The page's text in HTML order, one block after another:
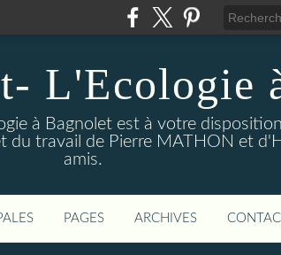
L'Ecologie
à Bagnolet est à votre
travail de Pierre MATHON et
amis.
PAGES ARCHIVES